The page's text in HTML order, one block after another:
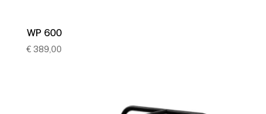
WP 600
€ 389,00